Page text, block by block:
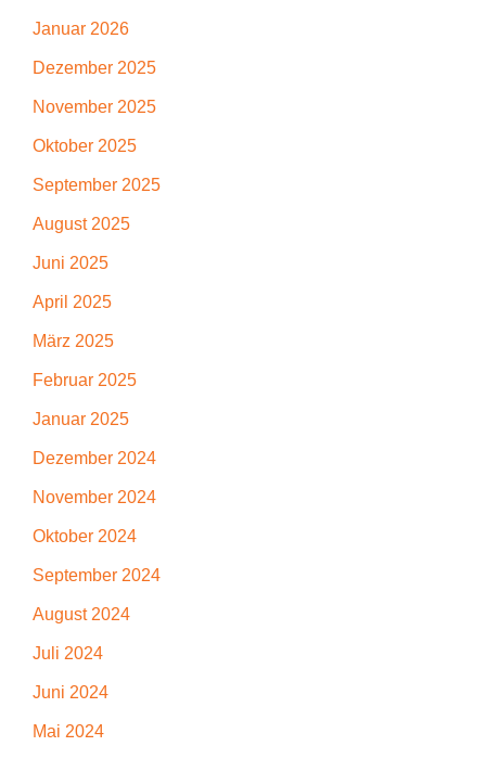
Januar 2026
Dezember 2025
November 2025
Oktober 2025
September 2025
August 2025
Juni 2025
April 2025
März 2025
Februar 2025
Januar 2025
Dezember 2024
November 2024
Oktober 2024
September 2024
August 2024
Juli 2024
Juni 2024
Mai 2024